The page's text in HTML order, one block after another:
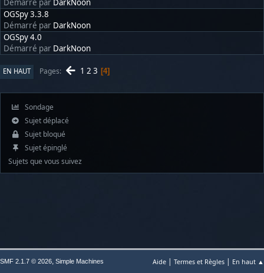
Démarré par DarkNoon
OGSpy 3.3.8
Démarré par DarkNoon
OGSpy 4.0
Démarré par DarkNoon
EN HAUT Pages 1 2 3 4
Sondage
Sujet déplacé
Sujet bloqué
Sujet épinglé
Sujets que vous suivez
Aide | Termes et Règles | En haut ▲
SMF 2.1.7 © 2026, Simple Machines